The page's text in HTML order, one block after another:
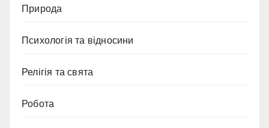
Природа
Психологія та відносини
Релігія та свята
Робота